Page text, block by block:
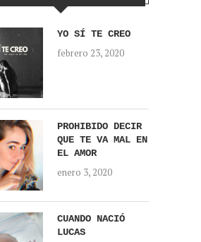
YO SÍ TE CREO
febrero 23, 2020
PROHIBIDO DECIR
QUE TE VA MAL EN
EL AMOR
enero 3, 2020
CUANDO NACIÓ
LUCAS